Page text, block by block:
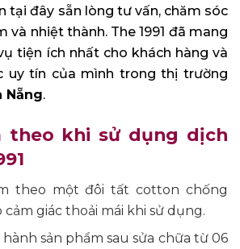
tại đây sẵn lòng tư vấn, chăm sóc
và nhiệt thành. The 1991 đã mang
tiện ích nhất cho khách hàng và
uy tín của mình trong thị trường
Nẵng.
theo khi sử dụng dịch
theo một đôi tất cotton chống
cảm giác thoải mái khi sử dụng.
sản phẩm sau sửa chữa từ 06